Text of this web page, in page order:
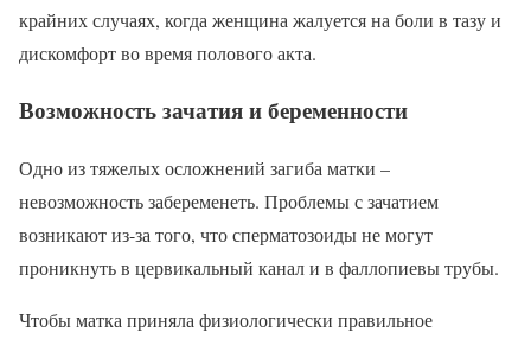
крайних случаях, когда женщина жалуется на боли в тазу и
дискомфорт во время полового акта.
Возможность зачатия и беременности
Одно из тяжелых осложнений загиба матки –
невозможность забеременеть. Проблемы с зачатием
возникают из-за того, что сперматозоиды не могут
проникнуть в цервикальный канал и в фаллопиевы трубы.
Чтобы матка приняла физиологически правильное